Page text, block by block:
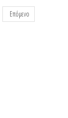
Επόμενο